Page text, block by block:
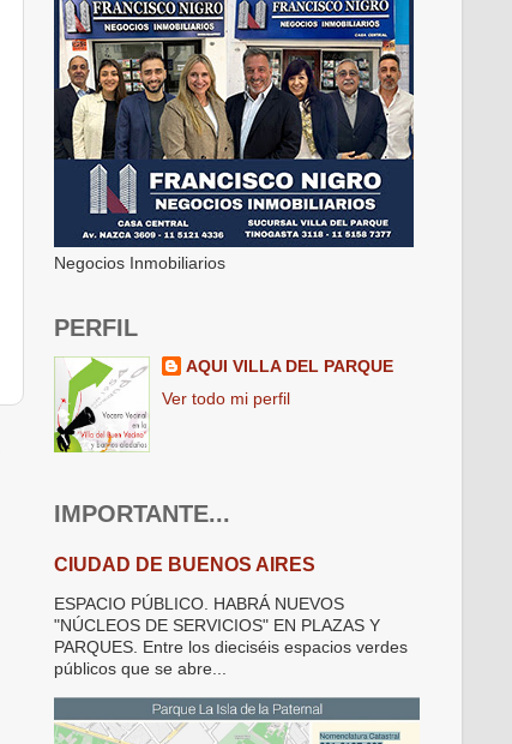
Negocios Inmobiliarios
PERFIL
AQUI VILLA DEL PARQUE
Ver todo mi perfil
IMPORTANTE...
CIUDAD DE BUENOS AIRES
ESPACIO PÚBLICO. HABRÁ NUEVOS
"NÚCLEOS DE SERVICIOS" EN PLAZAS Y
PARQUES. Entre los dieciséis espacios verdes
públicos que se abre...